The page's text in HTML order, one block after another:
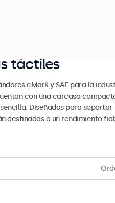
táctiles
eMark y SAE para la
con una carcasa
Diseñadas para soportar
destinadas a un rendimiento